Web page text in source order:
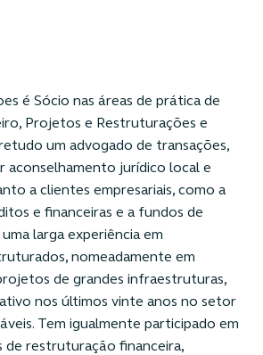
é Sócio nas áreas de prática de
Projetos e Restruturações e
um advogado de transações,
aconselhamento jurídico local e
a clientes empresariais, como a
e financeiras e a fundos de
larga experiência em
nomeadamente em
de grandes infraestruturas,
nos últimos vinte anos no setor
Tem igualmente participado em
de restruturação financeira,